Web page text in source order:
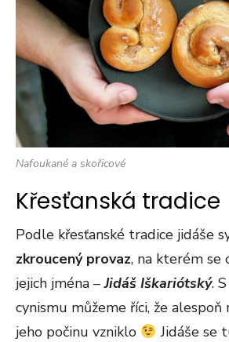
Nafoukané a skořicové
Křesťanská tradice
Podle křesťanské tradice jidáše
zkroucený provaz, na kterém se
jejich jména –Jidáš Iškariótský.
cynismu můžeme říci, že alespoň
jeho počinu vzniklo
Jidáše se